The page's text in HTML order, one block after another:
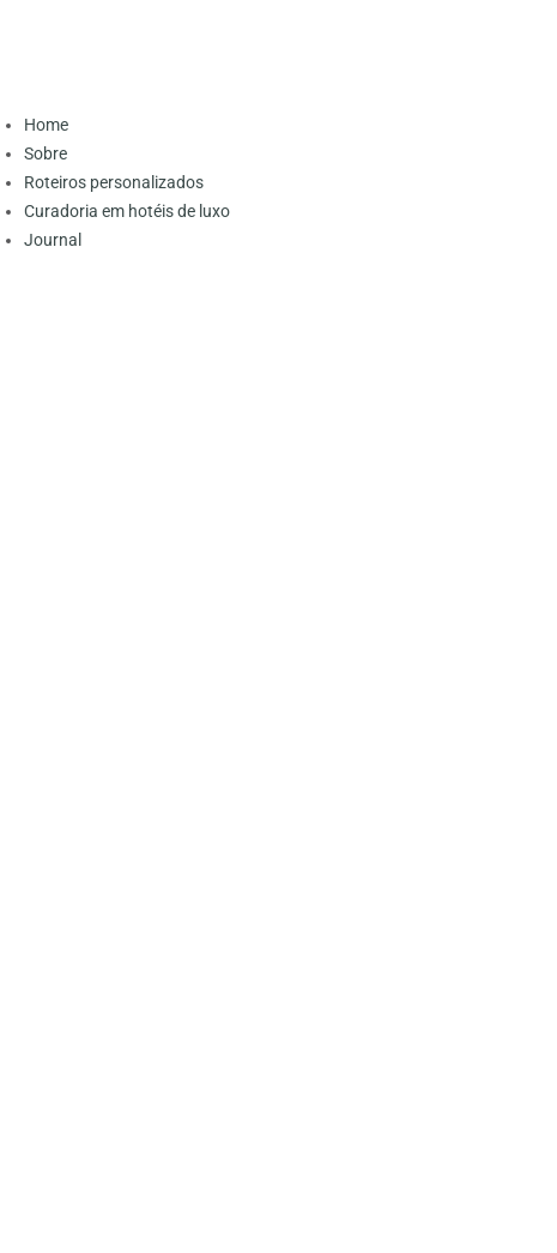
Home
Sobre
Roteiros personalizados
Curadoria em hotéis de luxo
Journal